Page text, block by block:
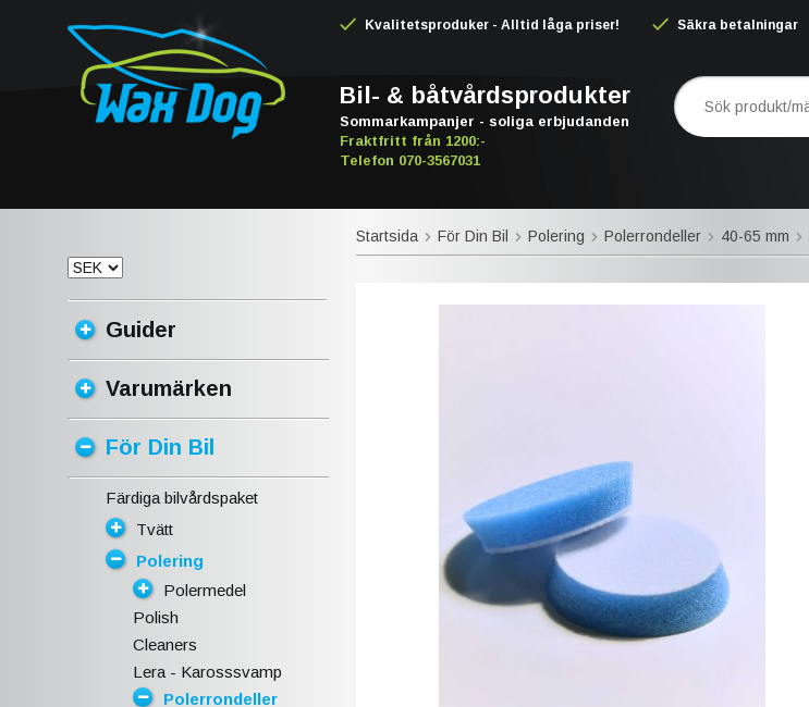
Kvalitetsproduker - Alltid låga priser! Säkra betalningar
Bil- & båtvårdsprodukter
Sommarkampanjer - soliga erbjudanden
Fraktfritt från 1200:-
Telefon 070-3567031
Guider
Varumärken
För Din Bil
Färdiga bilvårdspaket
Tvätt
Polering
Polermedel
Polish
Cleaners
Lera - Karosssvamp
Polerrondeller
Startsida För Din Bil Polering Polerrondeller 40-65 mm